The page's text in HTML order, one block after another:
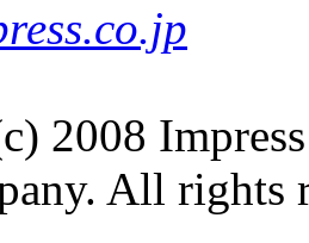
2008
All rights